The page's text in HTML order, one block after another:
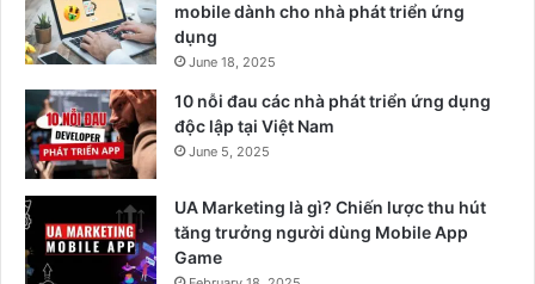
mobile dành cho nhà phát triển ứng
dụng
June 18, 2025
10 nỗi đau các nhà phát triển ứng dụng
độc lập tại Việt Nam
June 5, 2025
UA Marketing là gì? Chiến lược thu hút
tăng trưởng người dùng Mobile App
Game